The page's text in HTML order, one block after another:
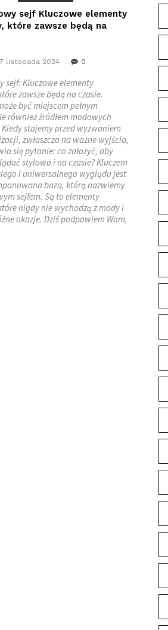
sejf Kluczowe elementy
które zawsze będą na
7 listopada 2024 0
sejf: Kluczowe elementy
zawsze będą na czasie.
być miejscem pełnym
również źródłem modowych
stajemy przed wyzwaniem
zwłaszcza na ważne wyjścia,
się pytanie: co założyć, aby
stylowo i na czasie? Kluczem
i uniwersalnego wyglądu jest
baza, którą nazwiemy
sejfem. Są to elementy
nigdy nie wychodzą z mody i
okazje. Dziś podpowiem Wam,